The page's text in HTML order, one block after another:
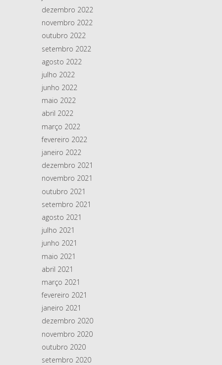
dezembro 2022
novembro 2022
outubro 2022
setembro 2022
agosto 2022
julho 2022
junho 2022
maio 2022
abril 2022
março 2022
fevereiro 2022
janeiro 2022
dezembro 2021
novembro 2021
outubro 2021
setembro 2021
agosto 2021
julho 2021
junho 2021
maio 2021
abril 2021
março 2021
fevereiro 2021
janeiro 2021
dezembro 2020
novembro 2020
outubro 2020
setembro 2020